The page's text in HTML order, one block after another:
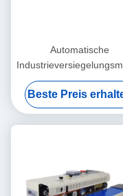
Automatische
kontinuierliches
Wärmesiegel
Beste Preis